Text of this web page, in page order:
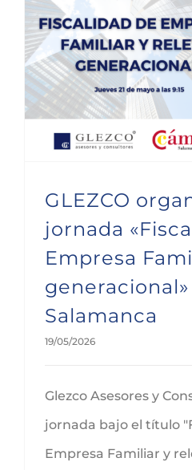
GLEZCO
jornada
Empresa
Salamanca
19/05/2026
Glezco Asesores y
jornada bajo el título
Empresa Familiar y